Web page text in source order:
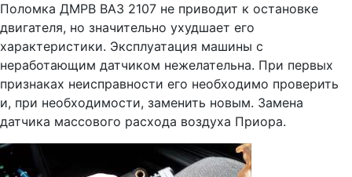
Поломка ДМРВ ВАЗ 2107 не приводит к остановке
двигателя, но значительно ухудшает его
характеристики. Эксплуатация машины с
неработающим датчиком нежелательна. При первых
признаках неисправности его необходимо проверить
и, при необходимости, заменить новым. Замена
датчика массового расхода воздуха Приора.